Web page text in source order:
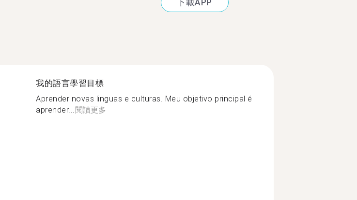
下載APP
我的語言學習目標
Aprender novas linguas e culturas. Meu objetivo principal é
aprender... 閱讀更多